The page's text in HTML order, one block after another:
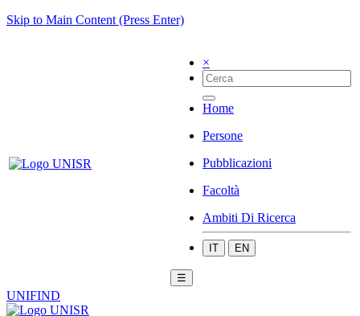
Skip to Main Content (Press Enter)
×
Home
Persone
Pubblicazioni
Facoltà
Ambiti Di Ricerca
IT EN
☰
UNIFIND